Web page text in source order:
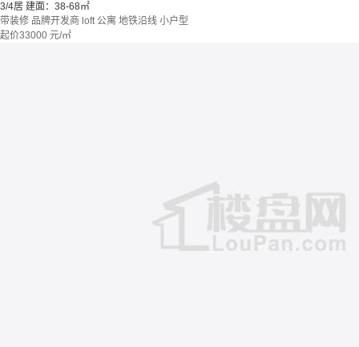
3/4居 建面：38-68㎡
带装修 品牌开发商 loft 公寓 地铁沿线 小户型
起价33000 元/㎡